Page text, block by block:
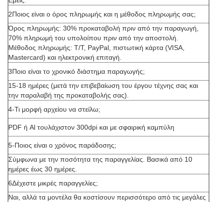
2Ποιος είναι ο όρος πληρωμής και η μέθοδος πληρωμής σας;
Όρος πληρωμής: 30% προκαταβολή πριν από την παραγωγή,
70% πληρωμή του υπολοίπου πριν από την αποστολή.
Μέθοδος πληρωμής: T/T, PayPal, πιστωτική κάρτα (VISA,
Mastercard) και ηλεκτρονική επιταγή.
3Ποιο είναι το χρονικό διάστημα παραγωγής;
15-18 ημέρες (μετά την επιβεβαίωση του έργου τέχνης σας και
την παραλαβή της προκαταβολής σας).
4-Τι μορφή αρχείου να στείλω;
PDF ή Al τουλάχιστον 300dpi και με σφαιρική καμπύλη
5-Ποιος είναι ο χρόνος παράδοσης;
Σύμφωνα με την ποσότητα της παραγγελίας. Βασικά από 10
ημέρες έως 30 ημέρες.
6Δέχεστε μικρές παραγγελίες;
Ναι, αλλά τα μοντέλα θα κοστίσουν περισσότερο από τις μεγάλες